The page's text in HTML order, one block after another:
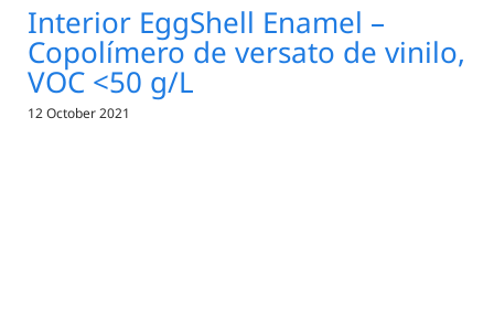
Interior EggShell Enamel –
Copolímero de versato de vinilo,
VOC <50 g/L
12 October 2021